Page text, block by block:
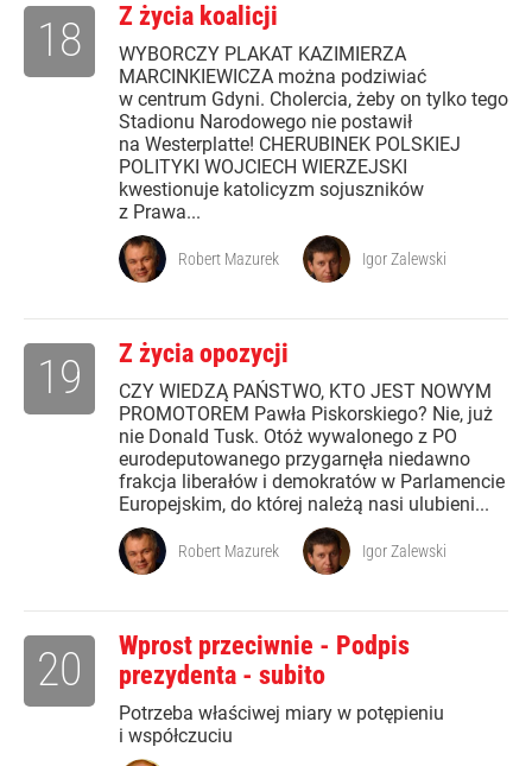
Z życia koalicji
WYBORCZY PLAKAT KAZIMIERZA
MARCINKIEWICZA można podziwiać
w centrum Gdyni. Cholercia, żeby on tylko tego
Stadionu Narodowego nie postawił
na Westerplatte! CHERUBINEK POLSKIEJ
POLITYKI WOJCIECH WIERZEJSKI
kwestionuje katolicyzm sojuszników
z Prawa...
18
Robert Mazurek Igor Zalewski
Z życia opozycji
CZY WIEDZĄ PAŃSTWO, KTO JEST NOWYM
PROMOTOREM Pawła Piskorskiego? Nie, już
nie Donald Tusk. Otóż wywalonego z PO
eurodeputowanego przygarnęła niedawno
frakcja liberałów i demokratów w Parlamencie
Europejskim, do której należą nasi ulubieni...
19
Robert Mazurek Igor Zalewski
Wprost przeciwnie - Podpis
prezydenta - subito
Potrzeba właściwej miary w potępieniu
i współczuciu
20